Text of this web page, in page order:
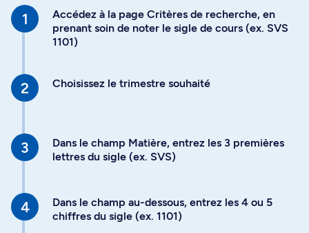
Accédez à la page Critères de recherche, en
prenant soin de noter le sigle de cours (ex. SVS
1101)
Choisissez le trimestre souhaité
Dans le champ Matière, entrez les 3 premières
lettres du sigle (ex. SVS)
Dans le champ au-dessous, entrez les 4 ou 5
chiffres du sigle (ex. 1101)